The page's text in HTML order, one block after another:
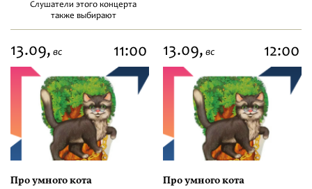
Слушатели этого концерта
также выбирают
13.09, вс 11:00
Про умного кота
13.09, вс 12:00
Про умного кота